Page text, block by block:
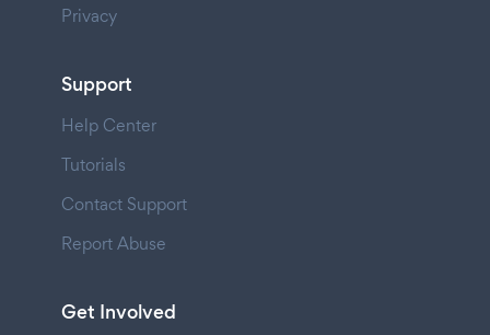
Privacy
Support
Help Center
Tutorials
Contact Support
Report Abuse
Get Involved